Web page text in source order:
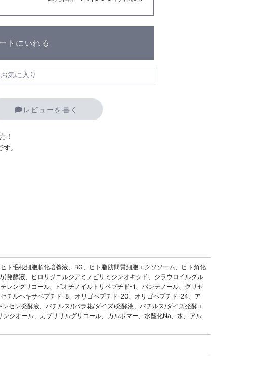
トにいれる
お気に入り
レビューを書く
！
。
ト毛根細胞順化培養液、BG、ヒト脂肪間質細胞エクソソーム、ヒト角化
発酵液、ピロリジニルジアミノピリミジンオキシド、ジラウロイルグル
レングリコール、ビオチノイルトリペプチド-1、パンテノール、グリセ
チルヘキサペプチド-8、オリゴペプチド-20、オリゴペプチド-24、ア
セン発酵液、バチルス/(バラ花/ダイズ)発酵液、バチルス/ダイズ発酵エ
ジオール、カプリリルグリコール、カルポマー、水酸化Na、水、アル